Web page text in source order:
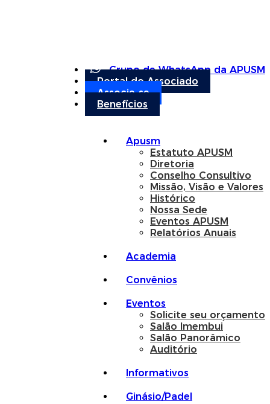
Grupo de WhatsApp da APUSM
Portal do Associado
Associe-se
Benefícios
Apusm
Estatuto APUSM
Diretoria
Conselho Consultivo
Missão, Visão e Valores
Histórico
Nossa Sede
Eventos APUSM
Relatórios Anuais
Academia
Convênios
Eventos
Solicite seu orçamento
Salão Imembui
Salão Panorâmico
Auditório
Informativos
Ginásio/Padel